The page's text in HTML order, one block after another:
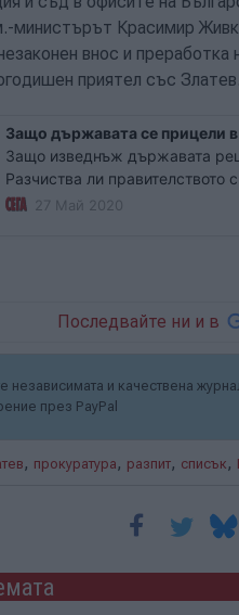
министърът Красимир
внос и преработка
приятел със Златев.
Защо държавата се прицели
Защо изведнъж държавата
Разчиства ли
просто подготвя терена за
27 Май 2020
Последвайте ни и в
независимата и качествена
през PayPal
, прокуратура , разпит, списък ,